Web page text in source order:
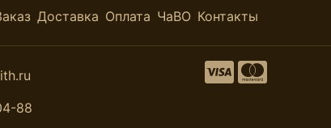
Доставка Оплата ЧаВО Контакты
88